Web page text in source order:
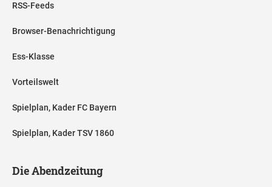
RSS-Feeds
Browser-Benachrichtigung
Ess-Klasse
Vorteilswelt
Spielplan, Kader FC Bayern
Spielplan, Kader TSV 1860
Die Abendzeitung